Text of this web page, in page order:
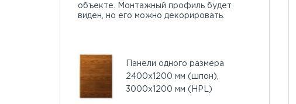
объекте. Монтажный профиль будет
виден, но его можно декорировать.
Панели одного размера
2400х1200 мм (шпон),
3000х1200 мм (HPL)